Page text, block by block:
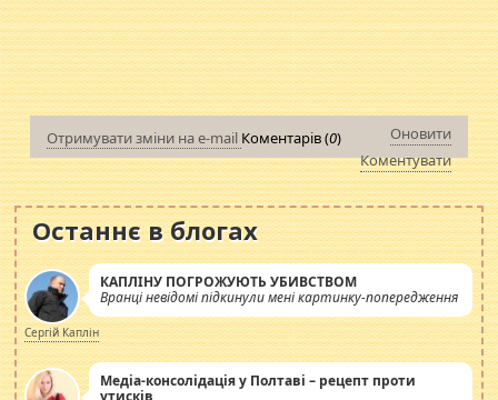
Отримувати зміни на e-mail Коментарів (0)
Оновити
Коментувати
Останнє в блогах
КАПЛІНУ ПОГРОЖУЮТЬ УБИВСТВОМ
Вранці невідомі підкинули мені картинку-попередження
Сергій Каплін
Медіа-консолідація у Полтаві – рецепт проти
утисків